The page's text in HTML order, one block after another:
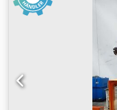
Walzen ist ein
der kalt oder warm
Verbesserung der
Realisierung eines
beim Drehen, dank
Materials. Dwjdpfx